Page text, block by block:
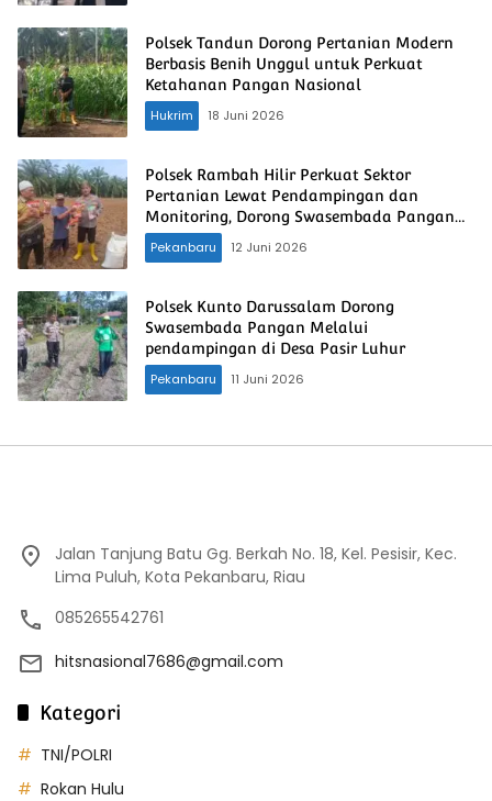
Polsek Tandun Dorong Pertanian Modern
Berbasis Benih Unggul untuk Perkuat
Ketahanan Pangan Nasional
Hukrim
18 Juni 2026
Polsek Rambah Hilir Perkuat Sektor
Pertanian Lewat Pendampingan dan
Monitoring, Dorong Swasembada Pangan
Nasional
Pekanbaru 12 Juni 2026
Polsek Kunto Darussalam Dorong
Swasembada Pangan Melalui
pendampingan di Desa Pasir Luhur
Pekanbaru
11 Juni 2026
Jalan Tanjung Batu Gg. Berkah No. 18, Kel. Pesisir, Kec.
Lima Puluh, Kota Pekanbaru, Riau
085265542761
hitsnasional7686@gmail.com
Kategori
TNI/POLRI
Rokan Hulu